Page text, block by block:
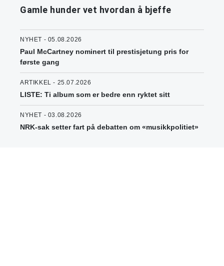
Gamle hunder vet hvordan å bjeffe
NYHET - 05.08.2026
Paul McCartney nominert til prestisjetung pris for
første gang
ARTIKKEL - 25.07.2026
LISTE: Ti album som er bedre enn ryktet sitt
NYHET - 03.08.2026
NRK-sak setter fart på debatten om «musikkpolitiet»